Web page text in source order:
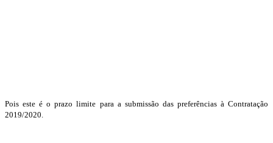
Pois este é o prazo limite para a submissão das preferências à Contratação
2019/2020.